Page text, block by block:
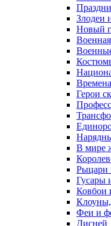
Злодеи
Новый
Герои
В мире
Рыцари
Гусары
Ковбои
Феи и
Дисней